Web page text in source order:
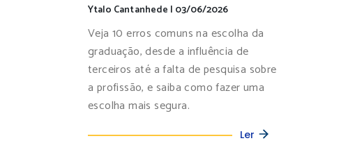
Ytalo Cantanhede | 03/06/2026
Veja 10 erros comuns na escolha da
graduação, desde a influência de
terceiros até a falta de pesquisa sobre
a profissão, e saiba como fazer uma
escolha mais segura.
Ler